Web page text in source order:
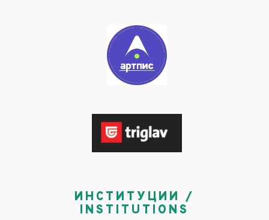
ИНСТИТУЦИИ /
INSTITUTIONS